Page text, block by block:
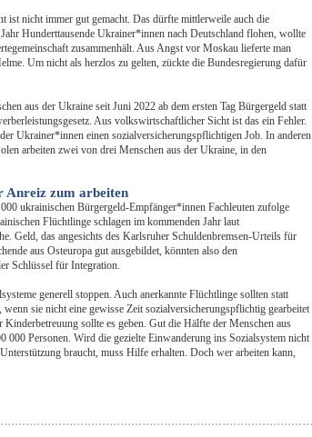
ist nicht immer gut gemacht. Das dürfte mittlerweile auch die
Hunderttausende Ukrainer*innen nach Deutschland flohen, wollte
zusammenhält. Aus Angst vor Moskau lieferte man
Um nicht als herzlos zu gelten, zückte die Bundesregierung dafür
aus der Ukraine seit Juni 2022 ab dem ersten Tag Bürgergeld statt
Aus volkswirtschaftlicher Sicht ist das ein Fehler.
Ukrainer*innen einen sozialversicherungspflichtigen Job. In anderen
arbeiten zwei von drei Menschen aus der Ukraine, in den
Anreiz zum arbeiten
ukrainischen Bürgergeld-Empfänger*innen Fachleuten zufolge
Flüchtlinge schlagen im kommenden Jahr laut
Geld, das angesichts des Karlsruher Schuldenbremsen-Urteils für
aus Osteuropa gut ausgebildet, könnten also den
Schlüssel für Integration.
generell stoppen. Auch anerkannte Flüchtlinge sollten statt
sie nicht eine gewisse Zeit sozialversicherungspflichtig gearbeitet
sollte es geben. Gut die Hälfte der Menschen aus
000 Personen. Wird die gezielte Einwanderung ins Sozialsystem nicht
braucht, muss Hilfe erhalten. Doch wer arbeiten kann,